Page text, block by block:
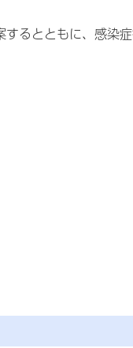
るとともに、感染